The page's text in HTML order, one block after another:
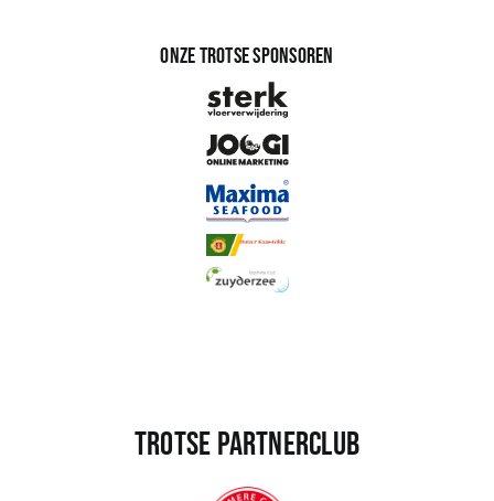
Onze trotse sponsoren
Trotse partnerclub